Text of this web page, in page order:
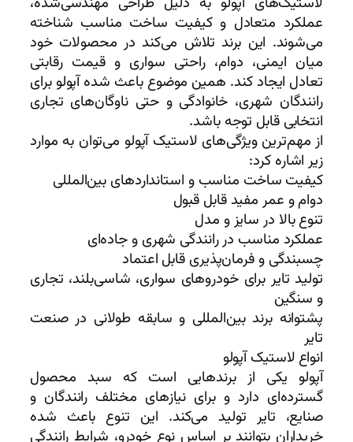
عملکرد متعادل و کیفیت ساخت مناسب شناخته
می‌شوند. این برند تلاش می‌کند در محصولات خود
میان ایمنی، دوام، راحتی سواری و قیمت رقابتی
تعادل ایجاد کند. همین موضوع باعث شده آپولو برای
رانندگان شهری، خانوادگی و حتی ناوگان‌های تجاری
انتخابی قابل توجه باشد.
از مهم‌ترین ویژگی‌های لاستیک آپولو می‌توان به موارد
زیر اشاره کرد:
کیفیت ساخت مناسب و استانداردهای بین‌المللی
دوام و عمر مفید قابل قبول
تنوع بالا در سایز و مدل
عملکرد مناسب در رانندگی شهری و جاده‌ای
چسبندگی و فرمان‌پذیری قابل اعتماد
تولید تایر برای خودروهای سواری، شاسی‌بلند، تجاری
و سنگین
پشتوانه برند بین‌المللی و سابقه طولانی در صنعت
تایر
انواع لاستیک آپولو
آپولو یکی از برندهایی است که سبد محصول
گسترده‌ای دارد و برای نیازهای مختلف رانندگان و
صنایع، تایر تولید می‌کند. این تنوع باعث شده
خریداران بتوانند بر اساس نوع خودرو، شرایط رانندگی